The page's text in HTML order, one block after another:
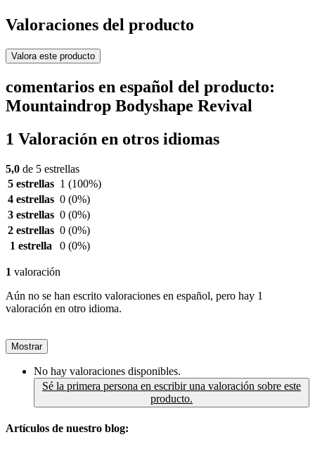
Valoraciones del producto
Valora este producto
comentarios en español del producto:
Mountaindrop Bodyshape Revival
1 Valoración en otros idiomas
5,0 de 5 estrellas
5 estrellas 1 (100%)
4 estrellas 0 (0%)
3 estrellas 0 (0%)
2 estrellas 0 (0%)
1 estrella
0 (0%)
1 valoración
Aún no se han escrito valoraciones en español, pero hay 1
valoración en otro idioma.
Mostrar
No hay valoraciones disponibles.
Sé la primera persona en escribir una valoración sobre este
producto.
Artículos de nuestro blog: